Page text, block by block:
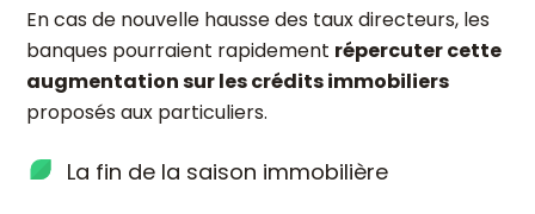
En cas de nouvelle hausse des taux directeurs, les
banques pourraient rapidement répercuter cette
augmentation sur les crédits immobiliers
proposés aux particuliers.
La fin de la saison immobilière